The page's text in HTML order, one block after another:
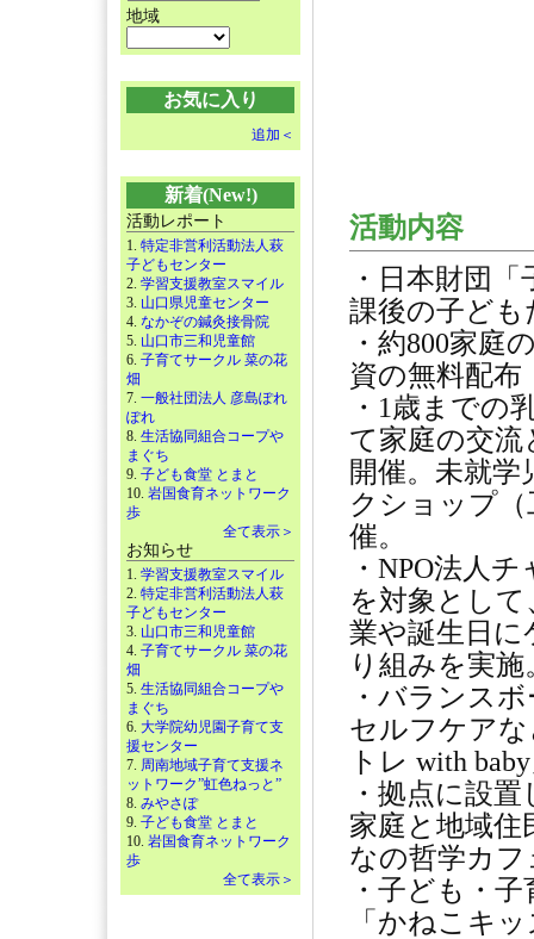
地域
お気に入り
追加＜
新着(New!)
活動レポート
1. 特定非営利活動法人萩
子どもセンター
2. 学習支援教室スマイル
3. 山口県児童センター
4. なかぞの鍼灸接骨院
5. 山口市三和児童館
6. 子育てサークル 菜の花
畑
7. 一般社団法人 彦島ぽれ
ぽれ
8. 生活協同組合コープや
まぐち
9. 子ども食堂 とまと
10. 岩国食育ネットワーク
歩
全て表示＞
お知らせ
1. 学習支援教室スマイル
2. 特定非営利活動法人萩
子どもセンター
3. 山口市三和児童館
4. 子育てサークル 菜の花
畑
5. 生活協同組合コープや
まぐち
6. 大学院幼児園子育て支
援センター
7. 周南地域子育て支援ネ
ットワーク”虹色ねっと”
8. みやさぽ
9. 子ども食堂 とまと
10. 岩国食育ネットワーク
歩
全て表示＞
活動内容
・日本財団
課後の子ども
・約800家庭
資の無料配
・1歳までの
て家庭の交流
開催。未就
クショップ
催。
・NPO法人
を対象とし
業や誕生日
り組みを実施
・バランス
セルフケア
トレ with
・拠点に設
家庭と地域
なの哲学カ
・子ども・
「かねこキ